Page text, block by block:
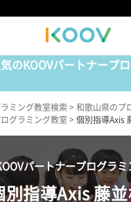
のKOOVパートナープ
ミング教室検索 > 和歌山県のプ
グラミング教室 > 個別指導Axis
パートナープログラミ
別指導Axis 藤並